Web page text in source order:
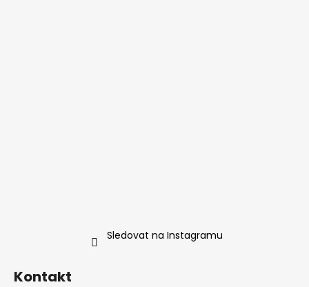
Sledovat na Instagramu
Kontakt